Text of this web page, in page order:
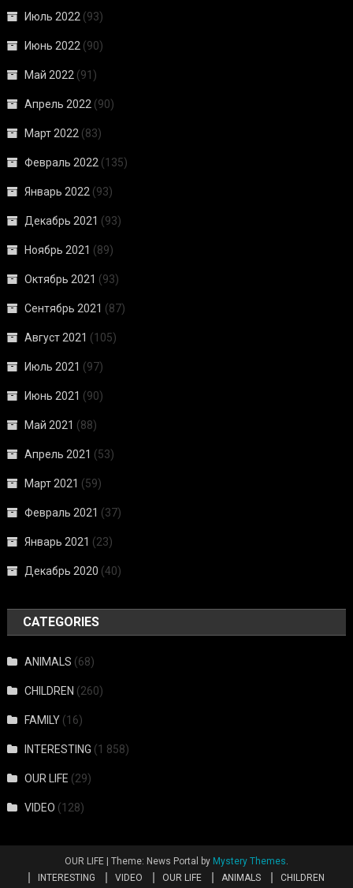
Июль 2022 (93)
Июнь 2022 (90)
Май 2022 (91)
Апрель 2022 (90)
Март 2022 (83)
Февраль 2022 (135)
Январь 2022 (93)
Декабрь 2021 (93)
Ноябрь 2021 (89)
Октябрь 2021 (93)
Сентябрь 2021 (87)
Август 2021 (105)
Июль 2021 (97)
Июнь 2021 (90)
Май 2021 (88)
Апрель 2021 (53)
Март 2021 (59)
Февраль 2021 (37)
Январь 2021 (23)
Декабрь 2020 (40)
CATEGORIES
ANIMALS (68)
CHILDREN (260)
FAMILY (16)
INTERESTING (1 858)
OUR LIFE (29)
VIDEO (128)
OUR LIFE | Theme: News Portal by Mystery Themes
INTERESTING
VIDEO OUR LIFE ANIMALS CHILDREN